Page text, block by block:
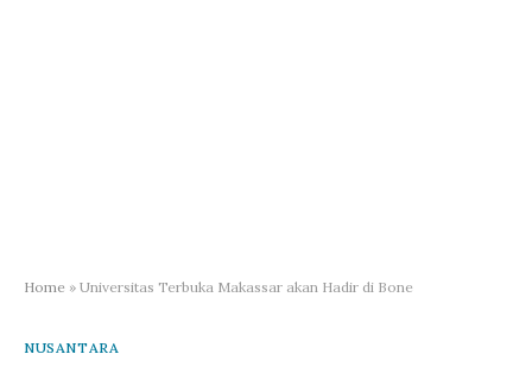
Home » Universitas Terbuka Makassar akan Hadir di Bone
NUSANTARA